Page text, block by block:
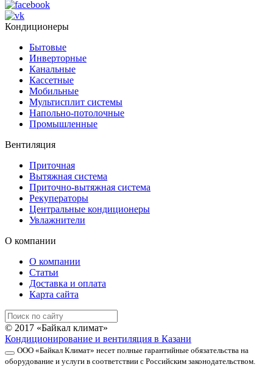
Кондиционеры
Бытовые
Инверторные
Канальные
Кассетные
Мобильные
Мультисплит системы
Напольно-потолочные
Промышленные
Вентиляция
Приточная
Вытяжная система
Приточно-вытяжная система
Рекуператоры
Центральные кондиционеры
Увлажнители
О компании
О компании
Статьи
Доставка и оплата
Карта сайта
© 2017 «Байкал климат»
Кондиционирование и вентиляция в Казани
ООО «Байкал Климат» несет полные гарантийные обязательства на
оборудование и услуги в соответствии с Российским законодательством.